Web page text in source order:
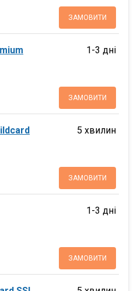
ЗАМОВИТИ
1-3 дні
ЗАМОВИТИ
5 хвилин
ЗАМОВИТИ
1-3 дні
ЗАМОВИТИ